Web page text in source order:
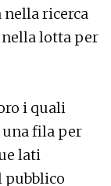
nella ricerca
lotta per
i quali
una fila per
lati
pubblico